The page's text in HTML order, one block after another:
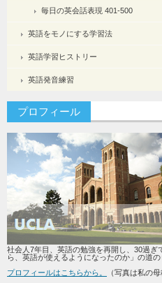
毎日の英会話表現 401-500
英語をモノにする学習法
英語学習ヒストリー
英語発音練習
プロフィール
社会人7年目、英語の勉強を再開し、30過
ら、英語が使えるようになったのか」の道の
プロフィールはこちらから。
（写真は私の